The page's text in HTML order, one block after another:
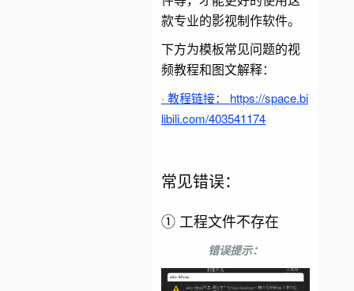
款专业的影视制作软件。
下方为模板常见问题的视
频教程和图文解释：
· 教程链接： https://space.bi
libili.com/403541174
常见错误：
① 工程文件不存在
错误提示：